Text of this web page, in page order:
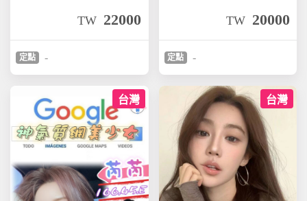
TW 22000
定點 -
TW 20000
定點 -
台灣 台灣